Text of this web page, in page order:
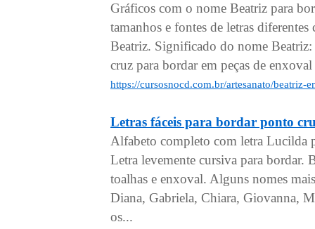
Gráficos com o nome Beatriz para
tamanhos e fontes de letras
Beatriz. Significado do nome
cruz para bordar em peças de
https://cursosnocd.com.br/artesanato/beatriz-
Letras fáceis para bordar ponto
Alfabeto completo com letra Lucilda
Letra levemente cursiva para bordar.
toalhas e enxoval. Alguns nomes
Diana, Gabriela, Chiara, Giovanna,
os...